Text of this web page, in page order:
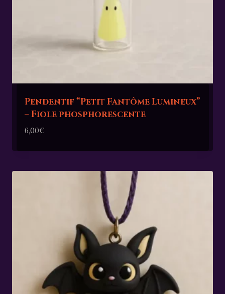
Pendentif “Petit Fantôme Lumineux”
– Fiole phosphorescente
6,00€